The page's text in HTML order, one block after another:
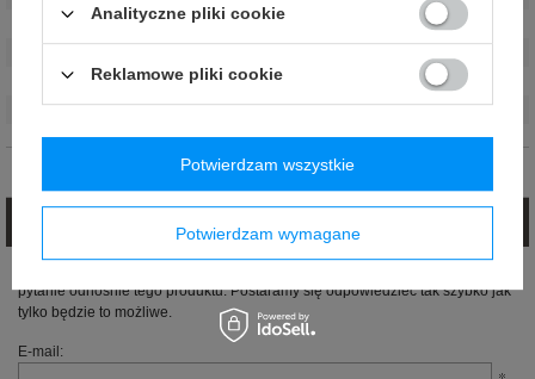
Kierowca:
Pierre Gasly
Płeć:
Unisex
Materiał: Akryl
pytanie odnośnie tego produktu. Postaramy się odpowiedzieć tak szybko jak
tylko będzie to możliwe.
E-mail:
Analityczne pliki cookie
Reklamowe pliki cookie
Potwierdzam wymagane
Potwierdzam wszystkie